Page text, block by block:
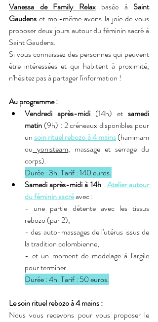
Vanessa de Family Relax basée à Saint
Gaudens et moi-même avons la joie de vous
proposer deux jours autour du féminin sacré à
Saint Gaudens.
Si vous connaissez des personnes qui peuvent
être intéressées et qui habitent à proximité,
n'hésitez pas à partager l'information !
Au programme :
Vendredi après-midi (14h) et samedi
matin (9h) : 2 créneaux disponibles pour
un soin rituel rebozo à 4 mains (hammam
ou yonisteam, massage et serrage du
corps).
Durée : 3h. Tarif : 140 euros.
Samedi après-midi à 14h : Atelier autour
du féminin sacré avec :
- une partie détente avec les tissus
rebozo (par 2),
- des auto-massages de l'utérus issus de
la tradition colombienne,
- et un moment de modelage à l'argile
pour terminer.
Durée : 4h. Tarif : 50 euros.
Le soin rituel rebozo à 4 mains :
Nous vous recevons pour vous proposer le